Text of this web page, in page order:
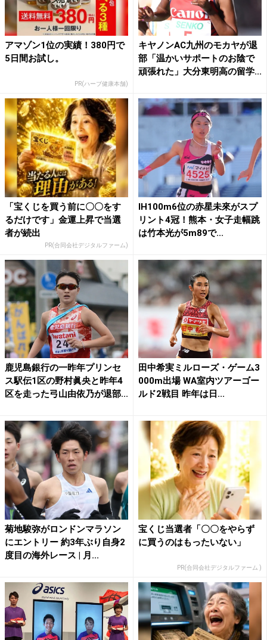
アマゾン1位の実績！380円で
5日間お試し。
PR(ハーブ健康本舗)
キヤノンAC九州のモカヤが退
部「温かいサポートのお陰で
頑張れた」大分東明高の留学...
「宝くじを買う前に〇〇をす
るだけです」金運上昇で当選
者が続出
PR(合同会社デジタルファーム)
IH100m6位の赤星未來がスプ
リント4冠！熊本・女子走幅跳
は竹本光が5m89で...
鹿児島銀行の一昨年プリンセ
ス駅伝1区の野村眞央と昨年4
区を走った弓山由依乃が退部...
田中希実ミルローズ・ゲーム3
000m出場 WA室内ツアーゴー
ルド2戦目 昨年は日...
菊地駿弥がロンドンマラソン
にエントリー 約3年ぶり自身2
度目の海外レース | 月...
宝くじ当選者「〇〇をやらず
に買うのはもったいない」
PR(合同会社デジタルファーム )